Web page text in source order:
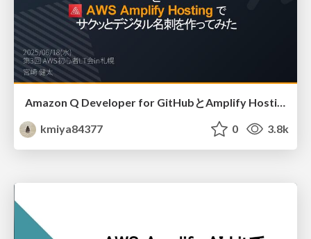
kmiya84377
0 3.8k